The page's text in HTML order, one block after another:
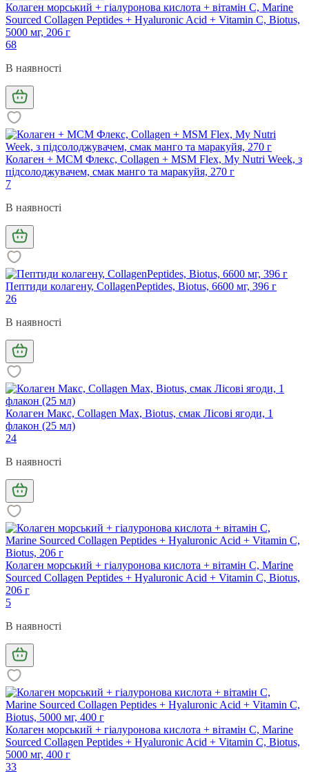
Колаген морський + гіалуронова кислота + вітамін С, Marine
Sourced Collagen Peptides + Hyaluronic Acid + Vitamin C, Biotus,
5000 мг, 206 г
68
В наявності
Колаген + МСМ Флекс, Collagen + MSM Flex, My Nutri Week, з
підсолоджувачем, смак манго та маракуйя, 270 г
7
В наявності
Пептиди колагену, CollagenPeptides, Biotus, 6600 мг, 396 г
26
В наявності
Колаген Макс, Collagen Max, Biotus, смак Лісові ягоди, 1
флакон (25 мл)
24
В наявності
Колаген морський + гіалуронова кислота + вітамін C, Marine
Sourced Collagen Peptides + Hyaluronic Acid + Vitamin C, Biotus,
206 г
5
В наявності
Колаген морський + гіалуронова кислота + вітамін С, Marine
Sourced Collagen Peptidеs + Hyaluronic Acid + Vitamin C, Biotus,
5000 мг, 400 г
33